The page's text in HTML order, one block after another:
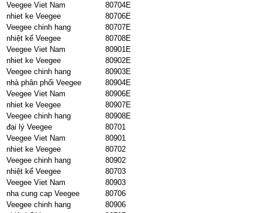
Veegee Viet Nam
80704E
nhiet ke Veegee
80706E
Veegee chinh hang
80707E
nhiệt kế Veegee
80708E
Veegee Viet Nam
80901E
nhiet ke Veegee
80902E
Veegee chinh hang
80903E
nhà phân phối Veegee
80904E
Veegee Viet Nam
80906E
nhiet ke Veegee
80907E
Veegee chinh hang
80908E
đại lý Veegee
80701
Veegee Viet Nam
80901
nhiet ke Veegee
80702
Veegee chinh hang
80902
nhiệt kế Veegee
80703
Veegee Viet Nam
80903
nha cung cap Veegee
80706
Veegee chinh hang
80906